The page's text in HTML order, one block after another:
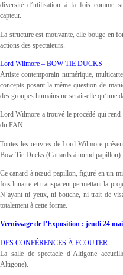
diversité d’utilisation à la fois comme
capteur.
La structure est mouvante, elle bouge en
actions des spectateurs.
Lord Wilmore – BOW TIE DUCKS
Artiste contemporain numérique,
concepts posant la même question de
des groupes humains ne serait-elle qu’une
Lord Wilmore a trouvé le procédé qui
du FAN.
Toutes les œuvres de Lord Wilmore
Bow Tie Ducks (Canards à nœud papillon).
Ce canard à nœud papillon, figuré en un
fois lunaire et transparent permettant la
N’ayant ni yeux, ni bouche, ni trait de
totalement à cette forme.
Vernissage de l’Exposition : jeudi 24
DES CONFÉRENCES À ECOUTER
La salle de spectacle d’Altigone
Altigone).